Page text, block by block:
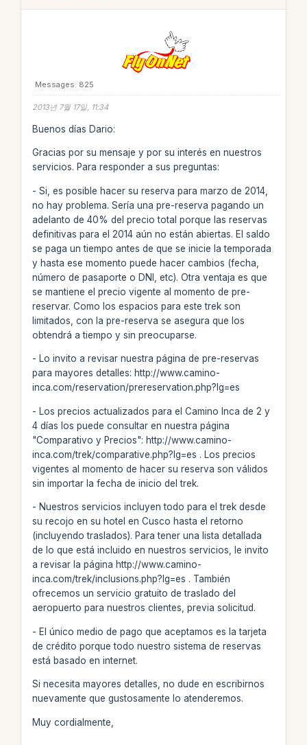
Messages: 825
2013년 7월 17일, 11:34
Buenos días Dario:
Gracias por su mensaje y por su interés en nuestros
servicios. Para responder a sus preguntas:
- Si, es posible hacer su reserva para marzo de 2014,
no hay problema. Sería una pre-reserva pagando un
adelanto de 40% del precio total porque las reservas
definitivas para el 2014 aún no están abiertas. El saldo
se paga un tiempo antes de que se inicie la temporada
y hasta ese momento puede hacer cambios (fecha,
número de pasaporte o DNI, etc). Otra ventaja es que
se mantiene el precio vigente al momento de pre-
reservar. Como los espacios para este trek son
limitados, con la pre-reserva se asegura que los
obtendrá a tiempo y sin preocuparse.
- Lo invito a revisar nuestra página de pre-reservas
para mayores detalles: http://www.camino-
inca.com/reservation/prereservation.php?lg=es
- Los precios actualizados para el Camino Inca de 2 y
4 días los puede consultar en nuestra página
"Comparativo y Precios": http://www.camino-
inca.com/trek/comparative.php?lg=es . Los precios
vigentes al momento de hacer su reserva son válidos
sin importar la fecha de inicio del trek.
- Nuestros servicios incluyen todo para el trek desde
su recojo en su hotel en Cusco hasta el retorno
(incluyendo traslados). Para tener una lista detallada
de lo que está incluido en nuestros servicios, le invito
a revisar la página http://www.camino-
inca.com/trek/inclusions.php?lg=es . También
ofrecemos un servicio gratuito de traslado del
aeropuerto para nuestros clientes, previa solicitud.
- El único medio de pago que aceptamos es la tarjeta
de crédito porque todo nuestro sistema de reservas
está basado en internet.
Si necesita mayores detalles, no dude en escribirnos
nuevamente que gustosamente lo atenderemos.
Muy cordialmente,